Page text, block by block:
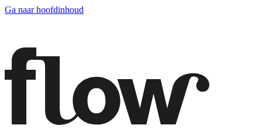
Ga naar hoofdinhoud